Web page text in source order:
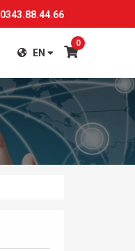
0343.88.44.66
EN
0